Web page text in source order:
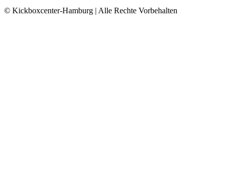
© Kickboxcenter-Hamburg | Alle Rechte Vorbehalten